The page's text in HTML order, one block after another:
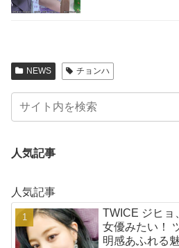
NEWS チョンハ
人気記事
人気記事
TWICE ジヒョ
女優みたい！
明感あふれる